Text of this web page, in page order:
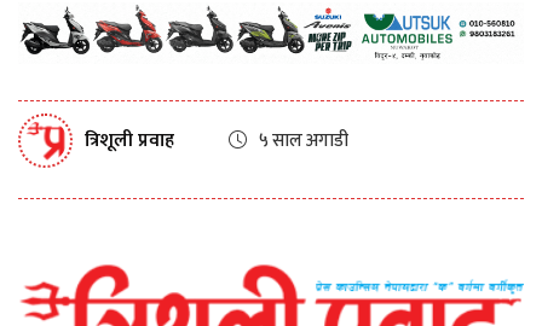
त्रिशूली प्रवाह ५ साल अगाडी